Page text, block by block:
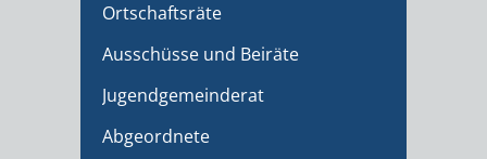
Ortschaftsräte
Ausschüsse und Beiräte
Jugendgemeinderat
Abgeordnete